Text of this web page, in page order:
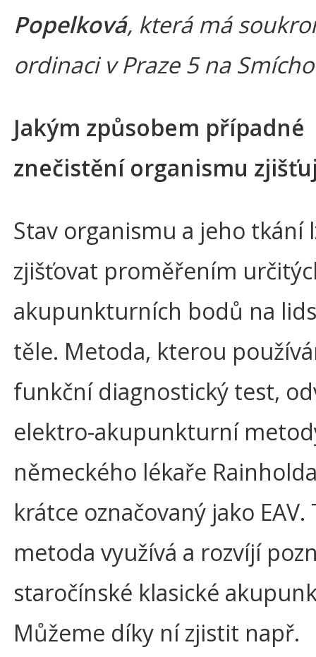
Popelková, která má
ordinaci v Praze 5 na
Jakým způsobem případné
znečistění organismu
Stav organismu a jeho tkání
zjišťovat proměřením
akupunkturních bodů na
těle. Metoda, kterou
funkční diagnostický test,
elektro-akupunkturní
německého lékaře
krátce označovaný jako EAV.
metoda využívá a rozvíjí
staročínské klasické
Můžeme díky ní zjistit např.